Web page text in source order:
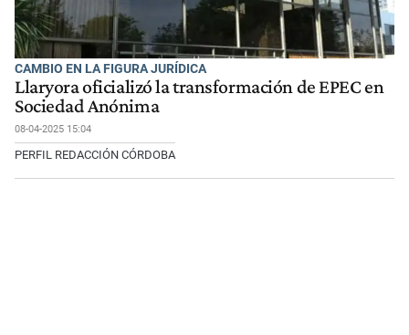
CAMBIO EN LA FIGURA JURÍDICA
Llaryora oficializó la transformación de EPEC en
Sociedad Anónima
08-04-2025 15:04
PERFIL REDACCIÓN CÓRDOBA